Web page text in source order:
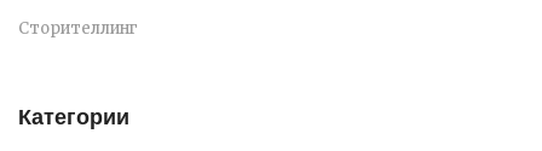
Сторителлинг
Категории